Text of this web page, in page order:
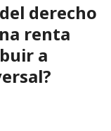
derecho
renta
a